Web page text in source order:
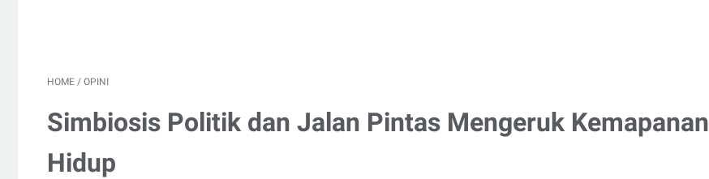
HOME / OPINI
Simbiosis Politik dan Jalan Pintas Mengeruk Kemapanan
Hidup